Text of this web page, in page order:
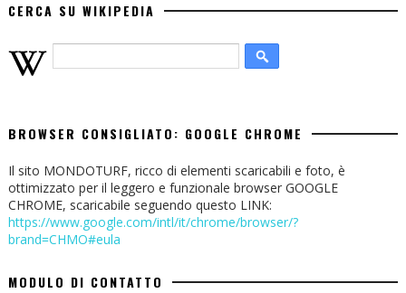
CERCA SU WIKIPEDIA
BROWSER CONSIGLIATO: GOOGLE CHROME
Il sito MONDOTURF, ricco di elementi scaricabili e foto, è
ottimizzato per il leggero e funzionale browser GOOGLE
CHROME, scaricabile seguendo questo LINK:
https://www.google.com/intl/it/chrome/browser/?
brand=CHMO#eula
MODULO DI CONTATTO